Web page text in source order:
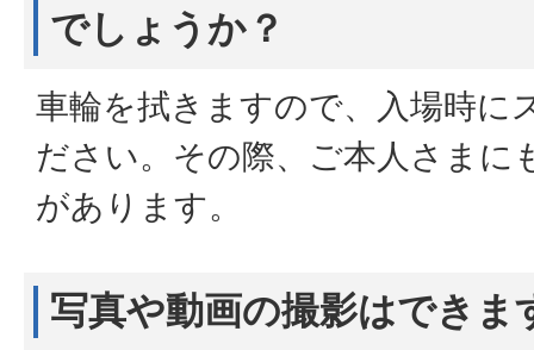
でしょうか？
車輪を拭きますので、入場時に
ださい。その際、ご本人さまに
があります。
写真や動画の撮影はできま